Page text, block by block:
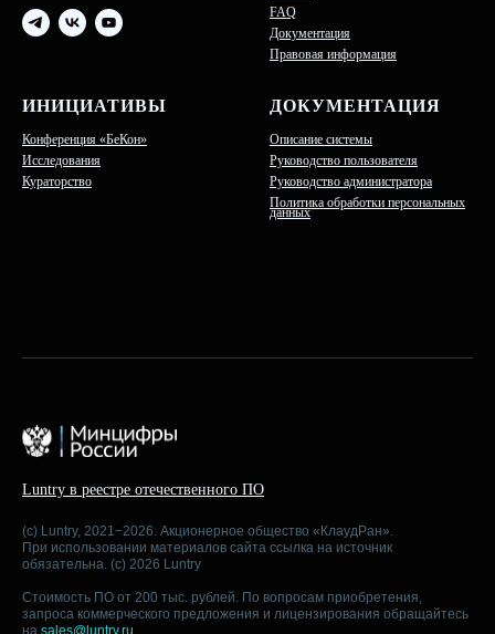
FAQ
Документация
Правовая информация
ИНИЦИАТИВЫ
Конференция «БеКон»
Исследования
Кураторство
ДОКУМЕНТАЦИЯ
Описание системы
Руководство пользователя
Руководство администратора
Политика обработки персональных
данных
Luntry в реестре отечественного ПО
(c) Luntry, 2021−2026. Акционерное общество «КлаудРан».
При использовании материалов сайта ссылка на источник
обязательна. (c) 2026 Luntry
Стоимость ПО от 200 тыс. рублей. По вопросам приобретения,
запроса коммерческого предложения и лицензирования обращайтесь
на sales@luntry.ru